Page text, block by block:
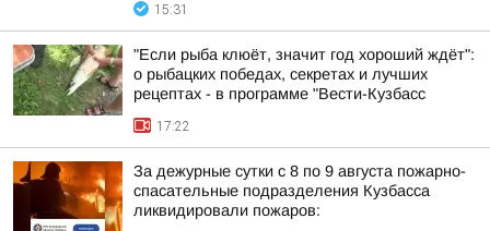
15:31
"Если рыба клюёт, значит год хороший ждёт":
о рыбацких победах, секретах и лучших
рецептах - в программе "Вести-Кузбасс
17:22
За дежурные сутки с 8 по 9 августа пожарно-
спасательные подразделения Кузбасса
ликвидировали пожаров: